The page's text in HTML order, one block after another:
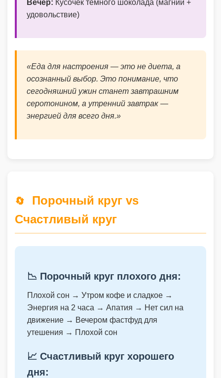
Вечер: Кусочек тёмного шоколада (магний +
удовольствие)
«Еда для настроения — это не диета, а
осознанный выбор. Это понимание, что
сегодняшний ужин станет завтрашним
серотонином, а утренний завтрак —
энергией для всего дня.»
🔄
Порочный круг vs
Счастливый круг
📉 Порочный круг плохого дня:
Плохой сон → Утром кофе и сладкое →
Энергия на 2 часа → Апатия → Нет сил на
движение → Вечером фастфуд для
утешения → Плохой сон
📈 Счастливый круг хорошего
дня: